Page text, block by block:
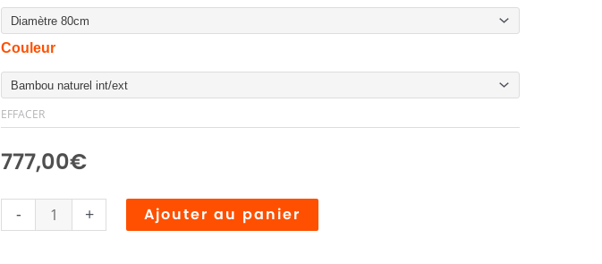
Couleur
EFFACER
777,00€
-
de
CORAL
ABAT
JOUR
+ Ajouter au panier